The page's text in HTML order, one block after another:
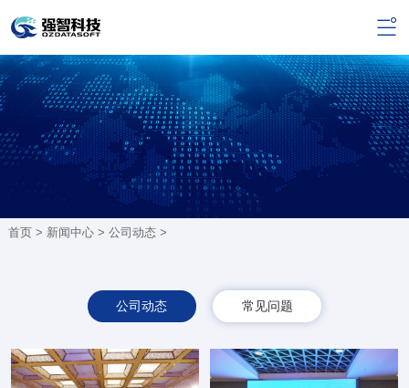
首页 > 新闻中心> 公司动态>
公司动态 常见问题